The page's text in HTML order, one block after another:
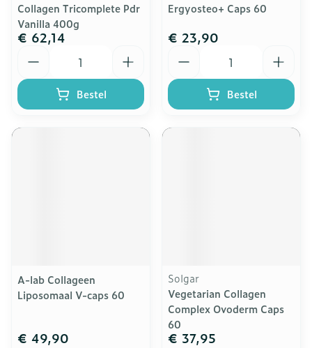
Collagen Tricomplete Pdr
Vanilla 400g
€ 62,14
Bestel
Ergyosteo+ Caps 60
€ 23,90
Bestel
A-lab Collageen
Liposomaal V-caps 60
€ 49,90
Solgar
Vegetarian Collagen
Complex Ovoderm Caps
60
€ 37,95